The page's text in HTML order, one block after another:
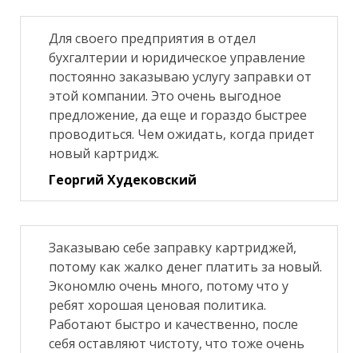
Для своего предприятия в отдел
бухгалтерии и юридическое управление
постоянно заказываю услугу заправки от
этой компании. Это очень выгодное
предложение, да еще и гораздо быстрее
проводиться. Чем ожидать, когда придет
новый картридж.
Георгий Худековский
Заказываю себе заправку картриджей,
потому как жалко денег платить за новый.
Экономлю очень много, потому что у
ребят хорошая ценовая политика.
Работают быстро и качественно, после
себя оставляют чистоту, что тоже очень